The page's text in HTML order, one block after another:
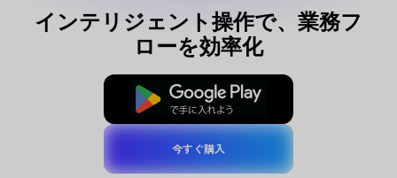
インテリジェント操作で、業務フ
ローを効率化
無料ダウンロード
今すぐ購入